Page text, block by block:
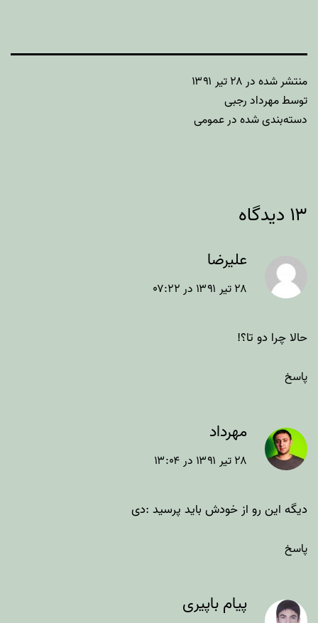
منتشر شده در ۲۸ تیر ۱۳۹۱
توسطمهرداد رجبی
دسته‌بندی شده درعمومی
۱۳ دیدگاه
علیرضا
۲۸ تیر ۱۳۹۱ در ۰۷:۲۲
حالا چرا دو تا؟!
پاسخ
مهرداد
۲۸ تیر ۱۳۹۱ در ۱۳:۰۴
دیگه این رو از خودش باید پرسید :دی
پاسخ
پیام باپیری